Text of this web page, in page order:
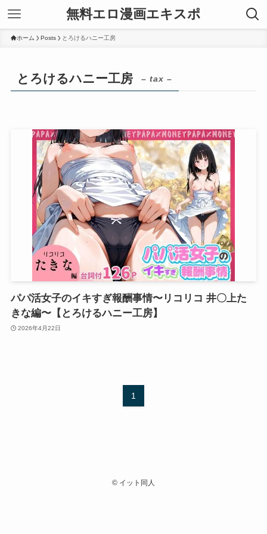
無料エロ漫画エキスポ
ホーム Posts とろけるハニー工房
とろけるハニー工房 – tax –
パパ活女子のイキすぎ報酬事情〜リコリコ 井〇上た
きな編〜【とろけるハニー工房】
2026年4月22日
1
© イット同人